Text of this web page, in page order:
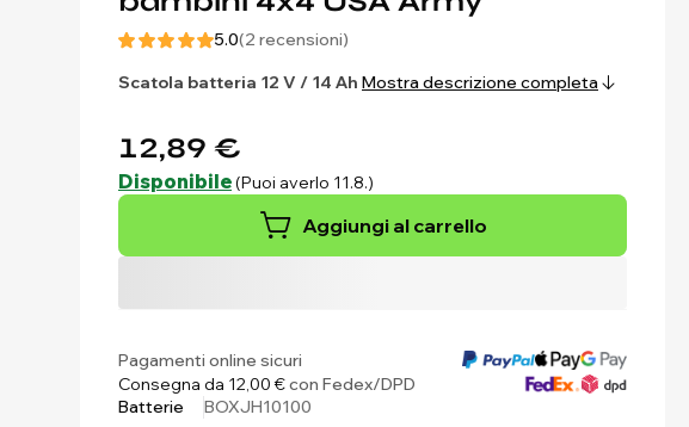
5.0(2 recensioni)
Scatola batteria 12 V / 14 Ah Mostra descrizione completa
12,89 €
Disponibile(Puoi averlo 11.8.)
Aggiungi al carrello
Pagamenti online sicuri
Consegna da 12,00 €con Fedex/DPD
Batterie
BOXJH10100